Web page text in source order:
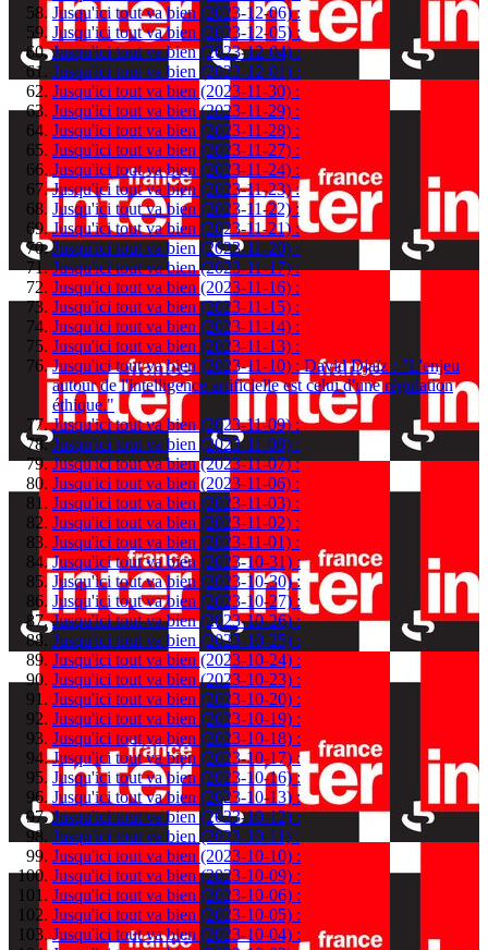
Jusqu'ici tout va bien (2023-12-06) :
Jusqu'ici tout va bien (2023-12-05) :
Jusqu'ici tout va bien (2023-12-04) :
Jusqu'ici tout va bien (2023-12-01) :
Jusqu'ici tout va bien (2023-11-30) :
Jusqu'ici tout va bien (2023-11-29) :
Jusqu'ici tout va bien (2023-11-28) :
Jusqu'ici tout va bien (2023-11-27) :
Jusqu'ici tout va bien (2023-11-24) :
Jusqu'ici tout va bien (2023-11-23) :
Jusqu'ici tout va bien (2023-11-22) :
Jusqu'ici tout va bien (2023-11-21) :
Jusqu'ici tout va bien (2023-11-20) :
Jusqu'ici tout va bien (2023-11-17) :
Jusqu'ici tout va bien (2023-11-16) :
Jusqu'ici tout va bien (2023-11-15) :
Jusqu'ici tout va bien (2023-11-14) :
Jusqu'ici tout va bien (2023-11-13) :
Jusqu'ici tout va bien (2023-11-10) : David Djaïz : "L'enjeu
autour de l'intelligence artificielle est celui d'une régulation
éthique."
Jusqu'ici tout va bien (2023-11-09) :
Jusqu'ici tout va bien (2023-11-08) :
Jusqu'ici tout va bien (2023-11-07) :
Jusqu'ici tout va bien (2023-11-06) :
Jusqu'ici tout va bien (2023-11-03) :
Jusqu'ici tout va bien (2023-11-02) :
Jusqu'ici tout va bien (2023-11-01) :
Jusqu'ici tout va bien (2023-10-31) :
Jusqu'ici tout va bien (2023-10-30) :
Jusqu'ici tout va bien (2023-10-27) :
Jusqu'ici tout va bien (2023-10-26) :
Jusqu'ici tout va bien (2023-10-25) :
Jusqu'ici tout va bien (2023-10-24) :
Jusqu'ici tout va bien (2023-10-23) :
Jusqu'ici tout va bien (2023-10-20) :
Jusqu'ici tout va bien (2023-10-19) :
Jusqu'ici tout va bien (2023-10-18) :
Jusqu'ici tout va bien (2023-10-17) :
Jusqu'ici tout va bien (2023-10-16) :
Jusqu'ici tout va bien (2023-10-13) :
Jusqu'ici tout va bien (2023-10-12) :
Jusqu'ici tout va bien (2023-10-11) :
Jusqu'ici tout va bien (2023-10-10) :
Jusqu'ici tout va bien (2023-10-09) :
Jusqu'ici tout va bien (2023-10-06) :
Jusqu'ici tout va bien (2023-10-05) :
Jusqu'ici tout va bien (2023-10-04) :